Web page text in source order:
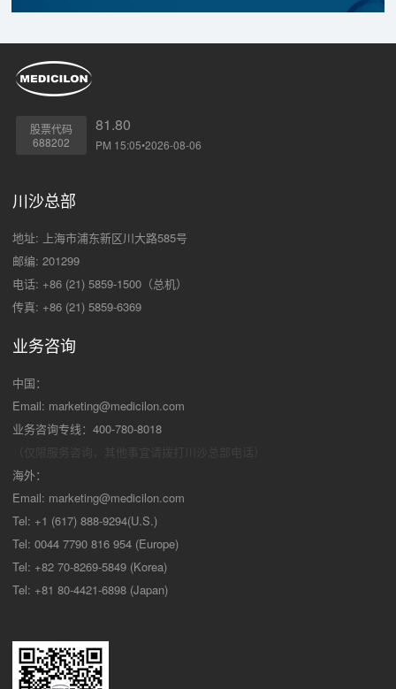
股票代码
688202
81.80
PM 15:05•2026-08-06
川沙总部
地址: 上海市浦东新区川大路585号
邮编: 201299
电话: +86 (21) 5859-1500（总机）
传真: +86 (21) 5859-6369
业务咨询
中国：
Email: marketing@medicilon.com
业务咨询专线：400-780-8018
海外：
Email: marketing@medicilon.com
Tel: +1 (617) 888-9294(U.S.)
Tel: 0044 7790 816 954 (Europe)
Tel: +82 70-8269-5849 (Korea)
Tel: +81 80-4421-6898 (Japan)